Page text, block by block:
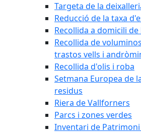
Targeta de la
Reducció de la taxa
Recollida a domicili
Recollida de
trastos vells i
Recollida d'olis i roba
Setmana Europea de
residus
Riera de Vallforners
Parcs i zones verdes
Inventari de Patrimoni